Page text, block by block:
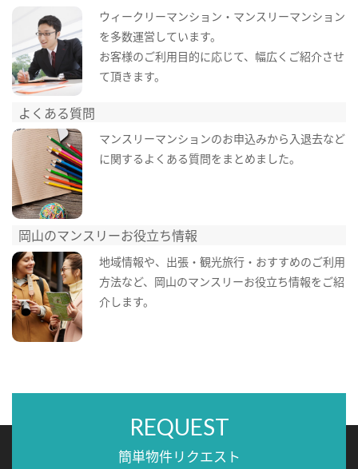
ウィークリーマンション・マンスリーマンション
を多数運営しています。
お客様のご利用目的に応じて、幅広くご紹介させ
て頂きます。
よくある質問
マンスリーマンションのお申込みから入退去など
に関するよくある質問をまとめました。
岡山のマンスリーお役立ち情報
地域情報や、出張・観光旅行・おすすめのご利用
方法など、岡山のマンスリーお役立ち情報をご紹
介します。
REQUEST
簡単物件リクエスト